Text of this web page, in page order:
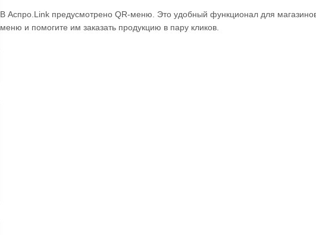
В Аспро.Link предусмотрено QR-меню. Это удобный функционал для
меню и помогите им заказать продукцию в пару кликов.